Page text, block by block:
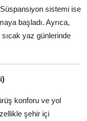
sistemi ise
başladı. Ayrıca,
yaz günlerinde
konforu ve yol
şehir içi